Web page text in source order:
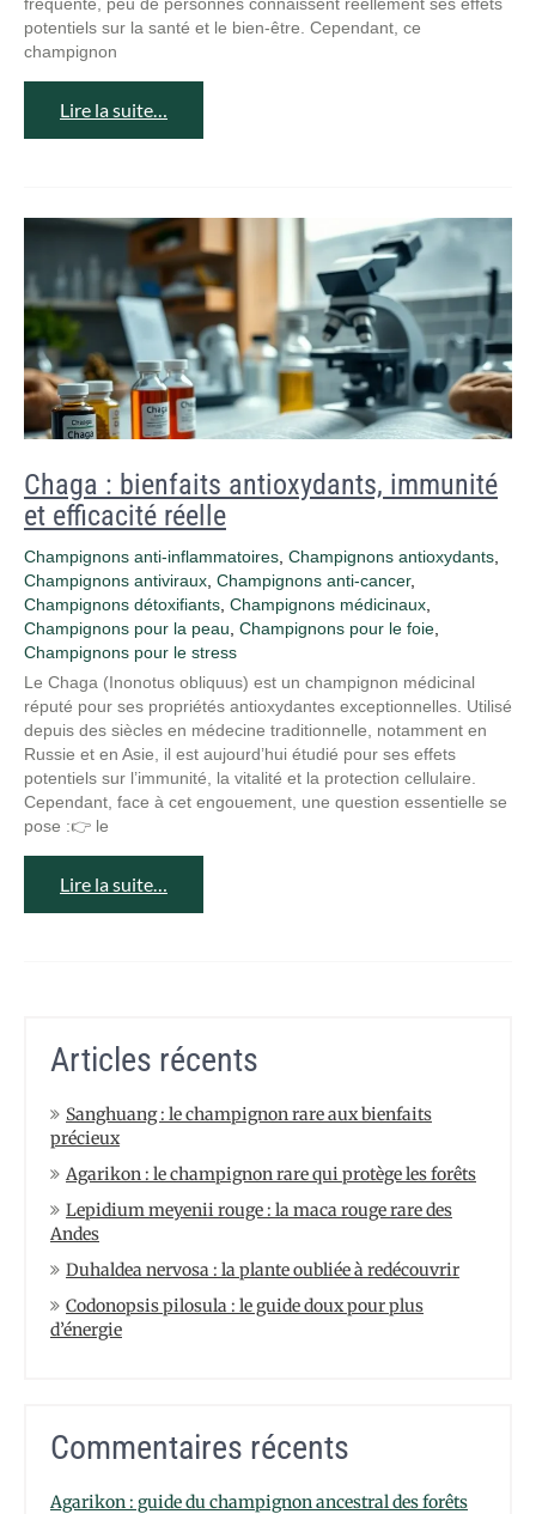
potentiels sur la santé et le bien-être. Cependant, ce
champignon
Lire la suite…
Chaga : bienfaits antioxydants, immunité
et efficacité réelle
Champignons anti-inflammatoires Champignons antioxydants
Champignons antiviraux Champignons anti‑cancer,
Champignons détoxifiants Champignons médicinaux
Champignons pour la peau Champignons pour le foie
Champignons pour le stress
Le Chaga (Inonotus obliquus) est un champignon médicinal
réputé pour ses propriétés antioxydantes exceptionnelles. Utilisé
depuis des siècles en médecine traditionnelle, notamment en
Russie et en Asie, il est aujourd’hui étudié pour ses effets
potentiels sur l’immunité, la vitalité et la protection cellulaire.
Cependant, face à cet engouement, une question essentielle se
pose :👉 le
Lire la suite…
Articles récents
Sanghuang : le champignon rare aux bienfaits
précieux
Agarikon : le champignon rare qui protège les forêts
Lepidium meyenii rouge : la maca rouge rare des
Andes
Duhaldea nervosa : la plante oubliée à redécouvrir
Codonopsis pilosula : le guide doux pour plus
d’énergie
Commentaires récents
Agarikon : guide du champignon ancestral des forêts